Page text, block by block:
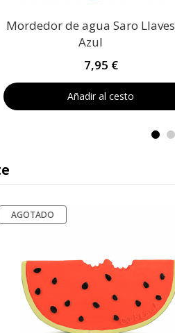
Mordedor de agua Saro Llaves
Azul
7,95 €
Añadir al cesto
AGOTADO